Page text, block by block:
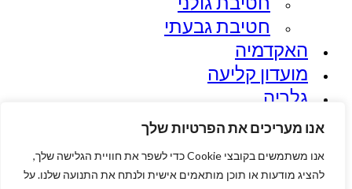
אנו מעריכים את הפרטיות שלך
אנו משתמשים בקובצי Cookie כדי לשפר את חוויית הגלישה שלך,
להציג מודעות או תוכן מותאמים אישית ולנתח את התנועה שלנו. על
חטיבת גבעתי
האקדמיה
מועדון קליעה
גלריה
בלוג
סל קניות